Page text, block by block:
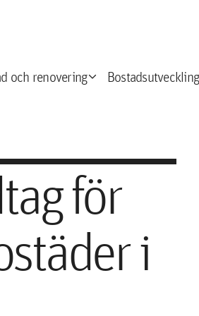
och renoveringexpand_more Bostadsutveckling
för
i